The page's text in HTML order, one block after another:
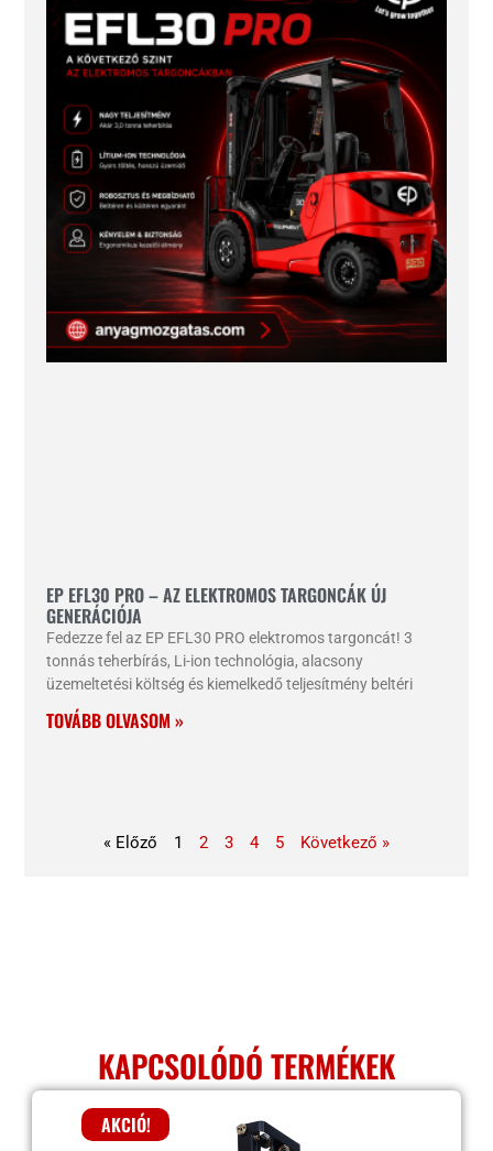
EP EFL30 PRO – AZ ELEKTROMOS TARGONCÁK ÚJ
GENERÁCIÓJA
Fedezze fel az EP EFL30 PRO elektromos targoncát! 3
tonnás teherbírás, Li-ion technológia, alacsony
üzemeltetési költség és kiemelkedő teljesítmény beltéri
TOVÁBB OLVASOM »
« Előző 1 2 3 4 5 Következő »
KAPCSOLÓDÓ TERMÉKEK
AKCIÓ!